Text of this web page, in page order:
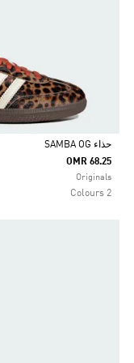
Selected
حذاء SAMBA OG
OMR 68.25
Originals
2 Colours